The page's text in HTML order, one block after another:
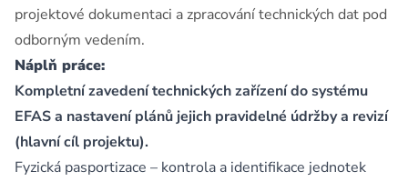
projektové dokumentaci a zpracování technických dat pod
odborným vedením.
Náplň práce:
Kompletní zavedení technických zařízení do systému
EFAS a nastavení plánů jejich pravidelné údržby a revizí
(hlavní cíl projektu).
Fyzická pasportizace – kontrola a identifikace jednotek